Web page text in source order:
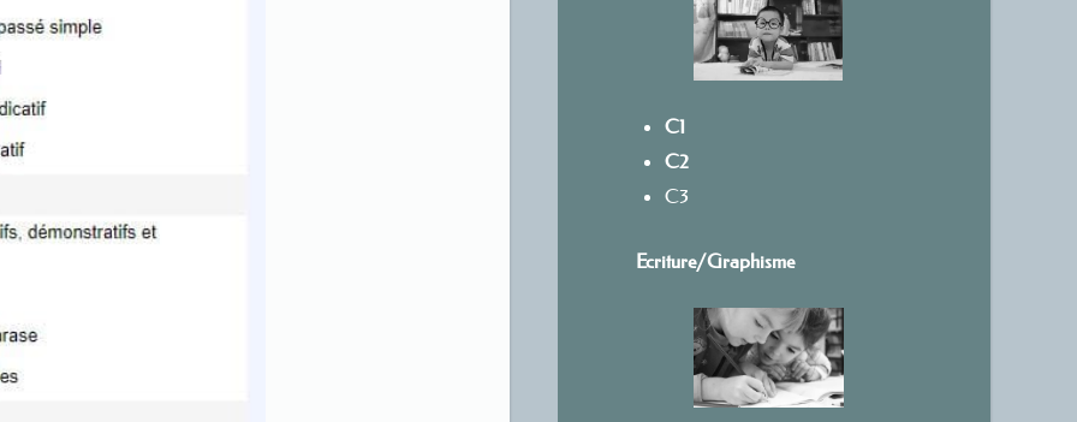
C1
C2
C3
Ecriture/Graphisme